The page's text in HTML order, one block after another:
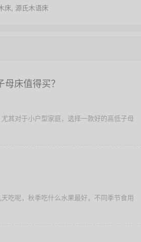
床 源氏木语床
床值得买？
其对于小户型家庭，选择一款好的高低子母
吃呢，秋季吃什么水果最好，不同季节食用